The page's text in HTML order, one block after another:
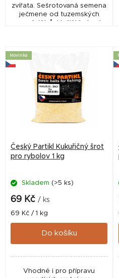
zvířata. Sešrotovaná semena
ječmene od tuzemských
zemědělců. Vyčištěná od
Novinka
Český Partikl Kukuřičný šrot
pro rybolov 1 kg
Skladem (>5 ks)
69 Kč / ks
Měrná
cena:
69 Kč / 1 kg
Do košíku
Vhodné i pro přípravu